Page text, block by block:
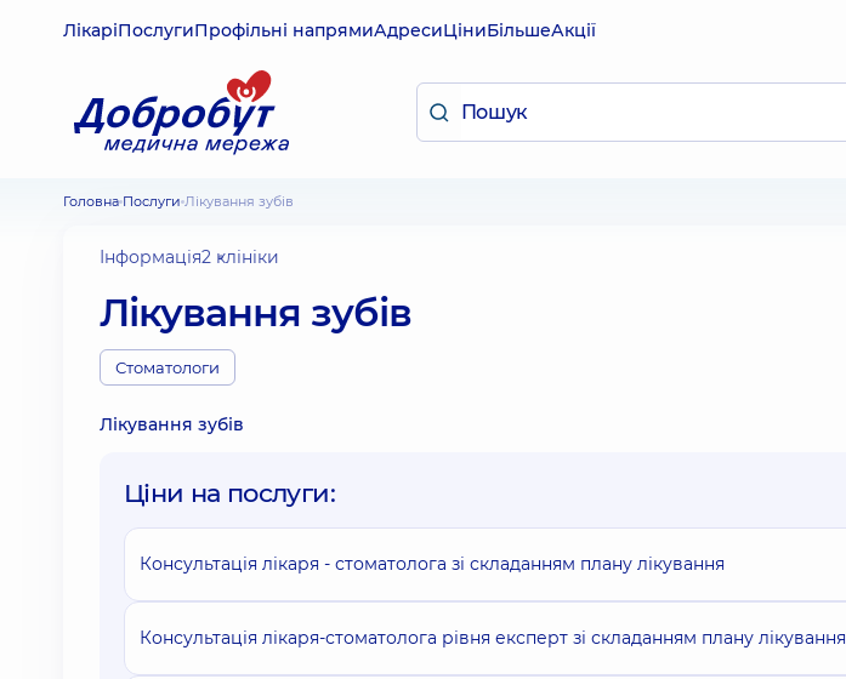
ЛікаріПослугиПрофільні напрямиАдресиЦіниБільшеАкції
Головна Послуги Лікування зубів
Інформація2 клініки
Лікування зубів
Стоматологи
Лікування зубів
Ціни на послуги:
Консультація лікаря - стоматолога зі складанням плану лікування
Консультація лікаря-стоматолога рівня експерт зі складанням плану лікування